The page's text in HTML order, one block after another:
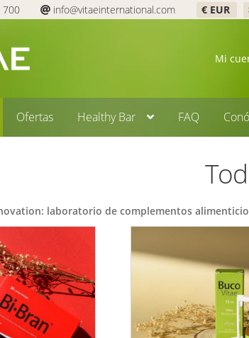
700 info@vitaeinternational.com € EUR
Mi
Ofertas Healthy Bar FAQ
laboratorio de complementos